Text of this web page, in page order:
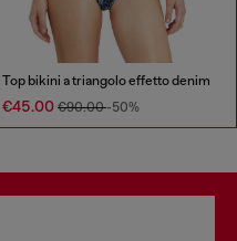
Top bikini a triangolo effetto denim
€45.00 €90.00-50%